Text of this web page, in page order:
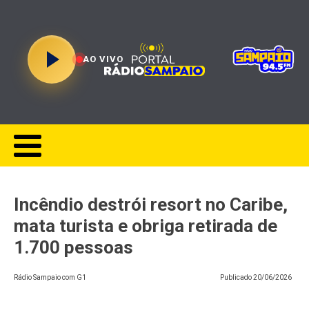
AO VIVO
Incêndio destrói resort no Caribe,
mata turista e obriga retirada de
1.700 pessoas
Rádio Sampaio com G1 Publicado20/06/2026